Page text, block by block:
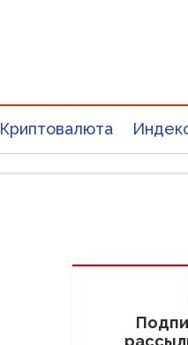
Криптовалюта